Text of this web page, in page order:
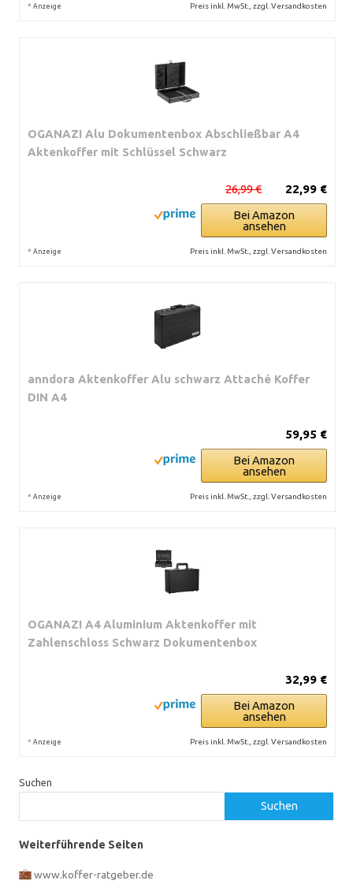
* Anzeige Preis inkl. MwSt., zzgl. Versandkosten
OGANAZI Alu Dokumentenbox Abschließbar A4
Aktenkoffer mit Schlüssel Schwarz
22,99 €
26,99 €
Bei Amazon
ansehen
* Anzeige Preis inkl. MwSt., zzgl. Versandkosten
anndora Aktenkoffer Alu schwarz Attaché Koffer
DIN A4
59,95 €
Bei Amazon
ansehen
* Anzeige Preis inkl. MwSt., zzgl. Versandkosten
OGANAZI A4 Aluminium Aktenkoffer mit
Zahlenschloss Schwarz Dokumentenbox
32,99 €
Bei Amazon
ansehen
* Anzeige Preis inkl. MwSt., zzgl. Versandkosten
Suchen
Suchen
Weiterführende Seiten
www.koffer-ratgeber.de